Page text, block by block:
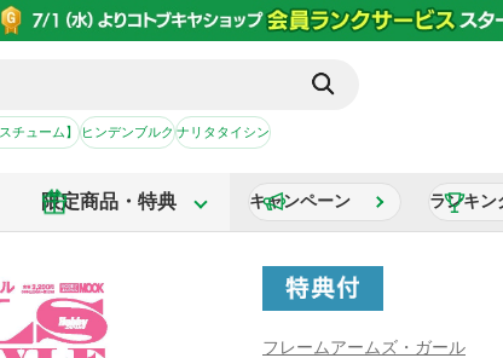
チューム】ヒンデンブルクナリタタイシン
限定商品・特典 キャンペーン ランキン
フレームアームズ・ガール